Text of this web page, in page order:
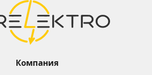
Компания